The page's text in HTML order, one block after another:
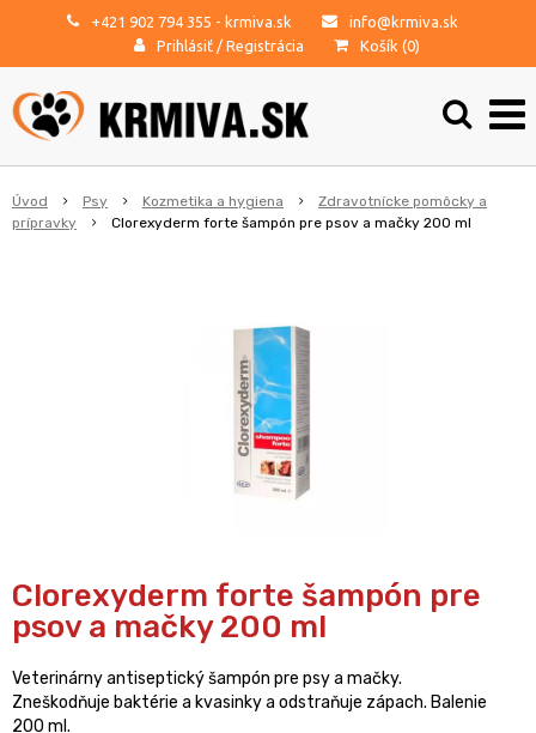
+421 902 794 355 - krmiva.sk
info@krmiva.sk
Prihlásiť / Registrácia Košík (0)
Úvod Psy Kozmetika a hygiena
Zdravotnícke pomôcky a
prípravky
Clorexyderm forte šampón pre psov a mačky 200 ml
Clorexyderm forte šampón pre
psov a mačky 200 ml
Veterinárny antiseptický šampón pre psy a mačky.
Zneškodňuje baktérie a kvasinky a odstraňuje zápach. Balenie
200 ml.